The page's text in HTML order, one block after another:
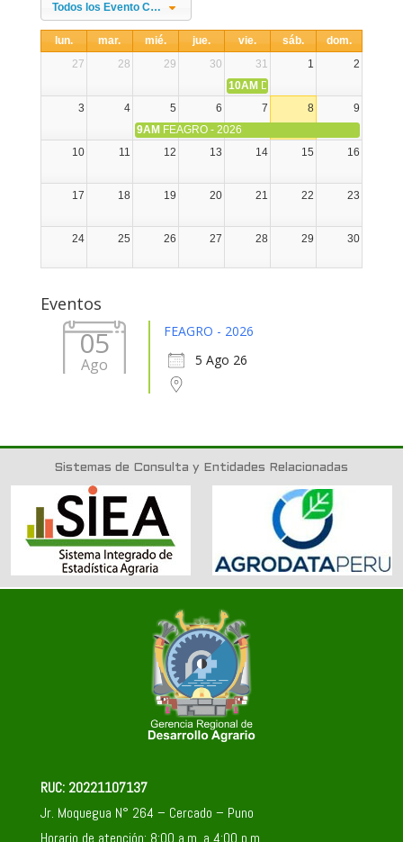
Todos los Evento Categories
lun. mar. mié. jue. vie. sáb.
dom.
27
28 29 30 31 1
2
10AM DIA NACIONAL DE LA
3
4 5 6 7 8
9
9AM FEAGRO - 2026
10
11 12 13 14 15 16
17 18 19 20 21 22 23
24 25 26 27 28 29 30
Eventos
05
Ago
FEAGRO - 2026
5 Ago 26
Sistemas de Consulta y Entidades Relacionadas
RUC: 20221107137
Jr. Moquegua N° 264 – Cercado – Puno
Horario de atención: 8:00 a.m. a 4:00 p.m.